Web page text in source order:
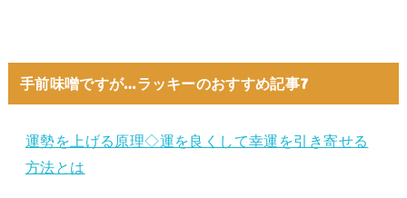
手前味噌ですが…ラッキーのおすすめ記事7
運勢を上げる原理◇運を良くして幸運を引き寄せる
方法とは